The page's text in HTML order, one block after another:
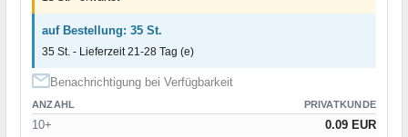
auf Bestellung: 35 St.
35 St. - Lieferzeit 21-28 Tag (e)
Benachrichtigung bei Verfügbarkeit
ANZAHL PRIVATKUNDE
10+
0.09 EUR